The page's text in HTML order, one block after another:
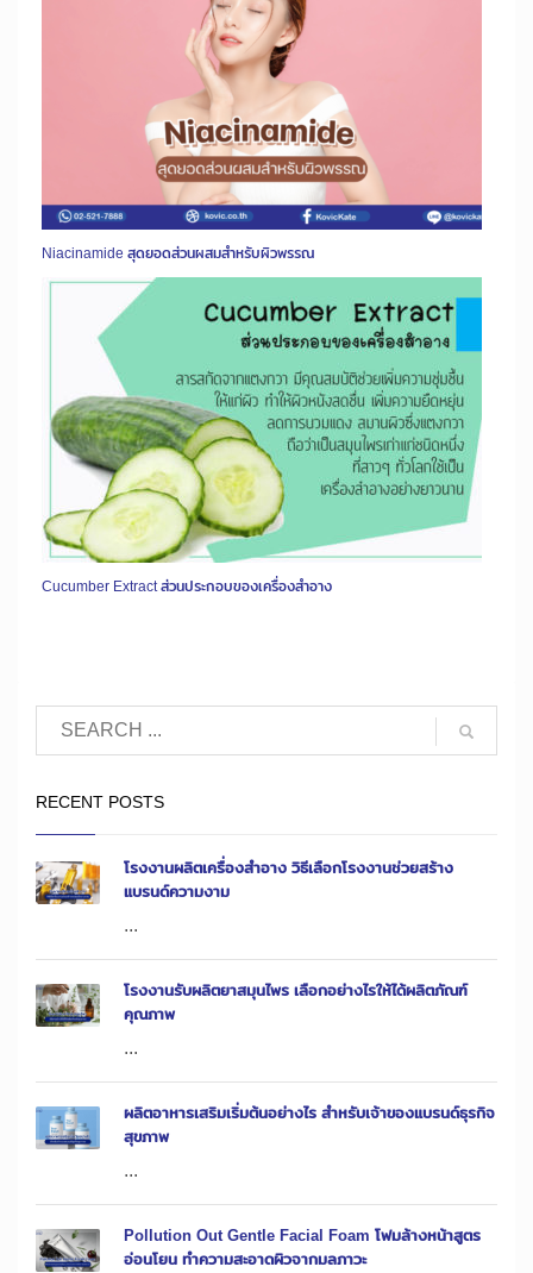
Niacinamide สุดยอดส่วนผสมสำหรับผิวพรรณ
Cucumber Extract ส่วนประกอบของเครื่องสำอาง
RECENT POSTS
โรงงานผลิตเครื่องสำอาง วิธีเลือกโรงงานช่วยสร้าง
แบรนด์ความงาม
...
โรงงานรับผลิตยาสมุนไพร เลือกอย่างไรให้ได้ผลิตภัณฑ์
คุณภาพ
...
ผลิตอาหารเสริมเริ่มต้นอย่างไร สำหรับเจ้าของแบรนด์ธุรกิจ
สุขภาพ
...
Pollution Out Gentle Facial Foam โฟมล้างหน้าสูตร
อ่อนโยน ทำความสะอาดผิวจากมลภาวะ